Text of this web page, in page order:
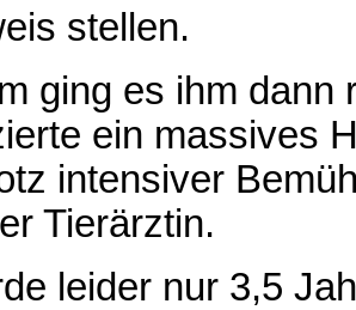
stellen.
ging es ihm dann
ein massives
intensiver
Tierärztin.
leider nur 3,5